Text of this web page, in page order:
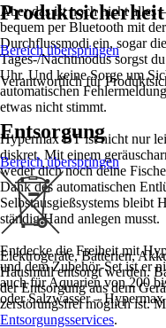
Aber das ist noch nicht alles
bequem per Bluetooth mit
Durchflussmodi ein, sogar
Tages-/Nachtmodus sorgst
Uhr. Und keine Sorge um
automatischen
etwas nicht stimmt.
Hypermax BT ist nicht nur
diskret. Mit einem
weder dich noch deine
Dank des automatischen
Selbstausgießsystems bleibt
ständig Hand anlegen musst.
Entdecke die Freiheit mit
und dem Zubehör-Set ist er
auch für Aquarien von 200
oder Salzwasser –
Produktsicherheit
Bereich überspringen
Verantwortlich für
Entsorgung
Bereich überspringen
Elektrogeräte, Batterien,
Hausmüll entsorgt werden.
der Entsorgung aus dem
zerstörungsfrei möglich ist.
Entsorgungsservices.